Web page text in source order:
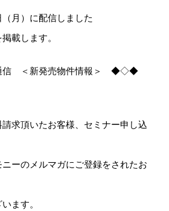
月）に配信しました
載します。
＜新発売物件情報＞ ◆◇◆
求頂いたお客様、セミナー申し込
ーのメルマガにご登録をされたお
ます。